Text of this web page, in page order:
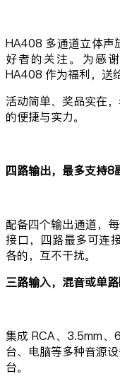
HA408 多通道立体声
好者的关注。为感
HA408 作为福利，送
活动简单、奖品实在
的便捷与实力。
四路输出，最多支持8
配备四个输出通道，
接口，四路最多可连
各的，互不干扰。
三路输入，混音或单
集成 RCA、3.5mm、
台、电脑等多种音源
台。